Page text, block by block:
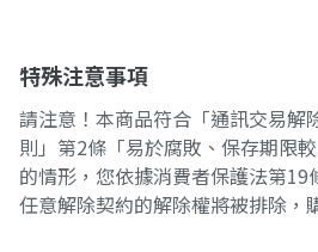
特殊注意事項
請注意！本商品符合「通訊交易解
則」第2條「易於腐敗、保存期限
的情形，您依據消費者保護法第19
任意解除契約的解除權將被排除，